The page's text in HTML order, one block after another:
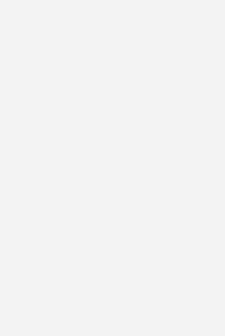
Tore dortmals
auf Platz 6 der
an die Filder
von Heiko
hat,
Fehler wieder
gegen
neueste Verletzung
für den
ein Kurzeinsatz
das letzte